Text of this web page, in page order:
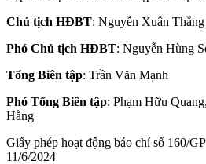
Chủ tịch HĐBT: Nguyễn Xuân Thắng
Phó Chủ tịch HĐBT: Nguyễn Hùng
Tổng Biên tập: Trần Văn Mạnh
Phó Tổng Biên tập: Phạm Hữu
Hằng
Giấy phép hoạt động báo chí số 160/
11/6/2024